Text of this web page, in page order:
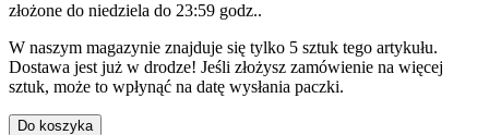
złożone do niedziela do 23:59 godz..
W naszym magazynie znajduje się tylko 5 sztuk tego artykułu.
Dostawa jest już w drodze! Jeśli złożysz zamówienie na więcej
sztuk, może to wpłynąć na datę wysłania paczki.
Do koszyka